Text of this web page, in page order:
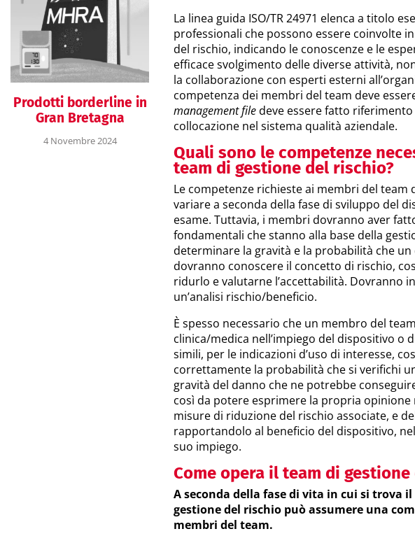
Prodotti borderline in
Gran Bretagna
4 Novembre 2024
La linea guida ISO/TR 24971 elenca a titolo
professionali che possono essere coinvolte
del rischio, indicando le conoscenze e le
efficace svolgimento delle diverse attività,
la collaborazione con esperti esterni
competenza dei membri del team deve
management filedeve essere fatto
collocazione nel sistema qualità aziendale.
Quali sono le competenze
team di gestione del rischio?
Le competenze richieste ai membri del team
variare a seconda della fase di sviluppo del
esame. Tuttavia, i membri dovranno aver
fondamentali che stanno alla base della
determinare la gravità e la probabilità che
dovranno conoscere il concetto di rischio,
ridurlo e valutarne l’accettabilità. Dovranno
un’analisi rischio/beneficio.
È spesso necessario che un membro del
clinica/medica nell’impiego del dispositivo o
simili, per le indicazioni d’uso di interesse,
correttamente la probabilità che si verifichi
gravità del danno che ne potrebbe
così da potere esprimere la propria opinione
misure di riduzione del rischio associate, e
rapportandolo al beneficio del dispositivo,
suo impiego.
Come opera il team di
A seconda della fase di vita in cui si trova
gestione del rischio può assumere una
membri del team.